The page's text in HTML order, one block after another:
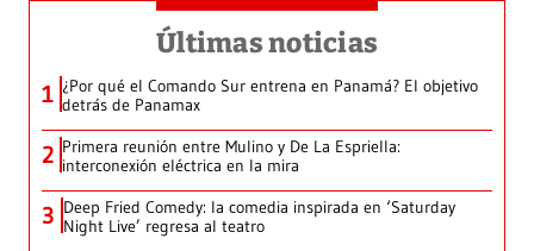
Últimas noticias
1 ¿Por qué el Comando Sur entrena en Panamá? El objetivo
detrás de Panamax
2 Primera reunión entre Mulino y De La Espriella:
interconexión eléctrica en la mira
3 Deep Fried Comedy: la comedia inspirada en ‘Saturday
Night Live’ regresa al teatro